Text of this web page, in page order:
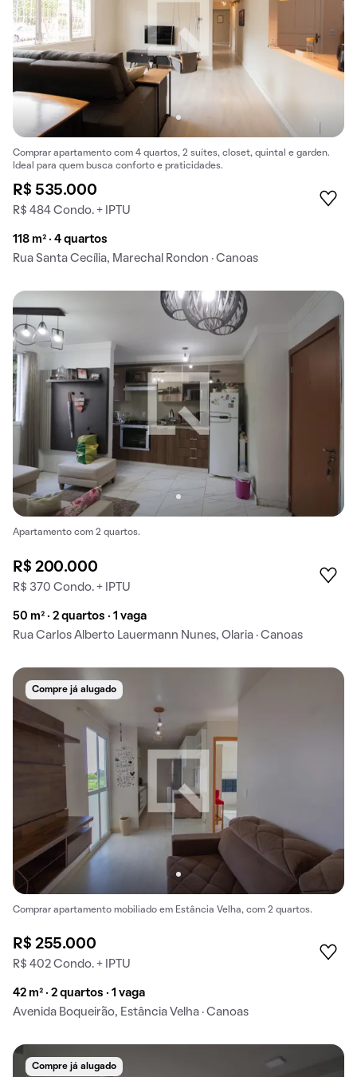
Comprar apartamento com 4 quartos, 2 suítes, closet, quintal e garden.
Ideal para quem busca conforto e praticidades.
R$ 535.000
R$ 484 Condo. + IPTU
118 m² · 4 quartos
Rua Santa Cecília, Marechal Rondon · Canoas
Apartamento com 2 quartos.
R$ 200.000
R$ 370 Condo. + IPTU
50 m² · 2 quartos · 1 vaga
Rua Carlos Alberto Lauermann Nunes, Olaria · Canoas
Compre já alugado
Comprar apartamento mobiliado em Estância Velha, com 2 quartos.
R$ 255.000
R$ 402 Condo. + IPTU
42 m² · 2 quartos · 1 vaga
Avenida Boqueirão, Estância Velha · Canoas
Compre já alugado